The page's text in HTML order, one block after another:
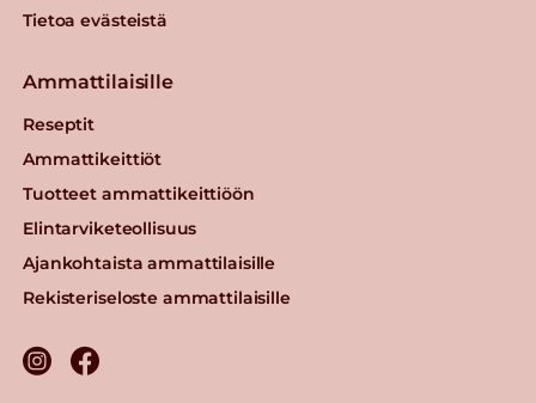
Tietoa evästeistä
Ammattilaisille
Reseptit
Ammattikeittiöt
Tuotteet ammattikeittiöön
Elintarviketeollisuus
Ajankohtaista ammattilaisille
Rekisteriseloste ammattilaisille